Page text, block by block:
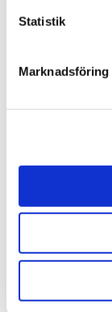
Statistik
Marknadsföring